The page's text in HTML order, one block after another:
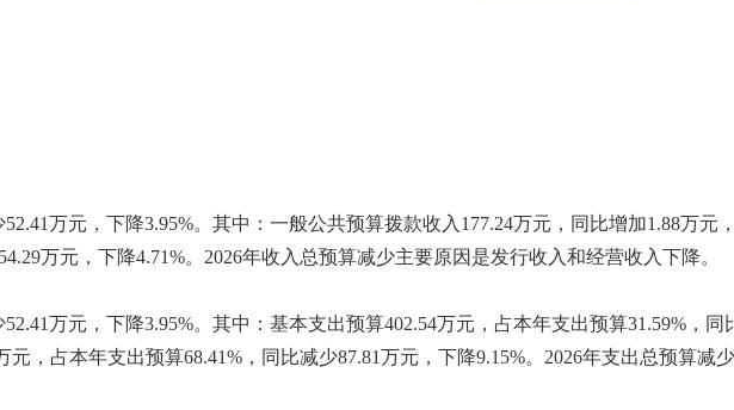
万元，下降3.95%。其中：一般公共预算拨款收入177.24万元，同比增加1.88万元
万元，下降4.71%。2026年收入总预算减少主要原因是发行收入和经营收入下降。
万元，下降3.95%。其中：基本支出预算402.54万元，占本年支出预算31.59%，同
元，占本年支出预算68.41%，同比减少87.81万元，下降9.15%。2026年支出总预算减